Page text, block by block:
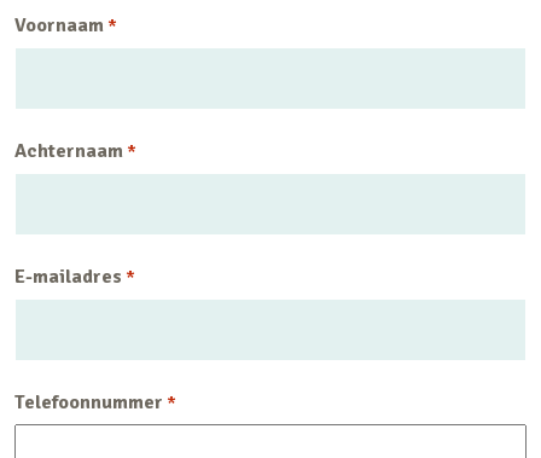
Voornaam *
Achternaam *
E-mailadres *
Telefoonnummer *